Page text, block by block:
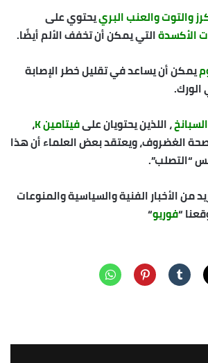
والتوت والعنب البرييحتوي على
الأكسدةالتي يمكن أن تخفف الألم أيضًا.
يمكن أن يساعد في تقليل خطر الإصابة
السبانخ، اللذين يحتويان علىفيتامين K ،
الغضروف، ويعتقد بعض العلماء أن هذا
“التصلب”.
من الأخبار الفنية والسياسية والمنوعات
“فوريو“